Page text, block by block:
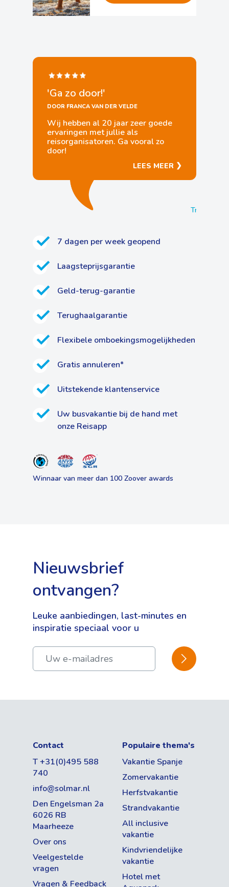
7 dagen per week geopend
Laagsteprijsgarantie
Geld-terug-garantie
Terughaalgarantie
Flexibele omboekingsmogelijkheden
Gratis annuleren*
Uitstekende klantenservice
Uw busvakantie bij de hand met
onze Reisapp
Winnaar van meer dan 100 Zoover awards
'Ga zo door!'
DOOR FRANCA VAN DER VELDE
Wij hebben al 20 jaar zeer goede
ervaringen met jullie als
reisorganisatoren. Ga vooral zo
door!
LEES MEER ❯
Trustpilot
Nieuwsbrief
ontvangen?
Leuke aanbiedingen, last-minutes en
inspiratie speciaal voor u
BEVESTIGEN
Contact
T +31(0)495 588
740
info@solmar.nl
Den Engelsman 2a
6026 RB
Maarheeze
Over ons
Veelgestelde
vragen
Vragen & Feedback
Populaire thema's
Vakantie Spanje
Zomervakantie
Herfstvakantie
Strandvakantie
All inclusive
vakantie
Kindvriendelijke
vakantie
Hotel met